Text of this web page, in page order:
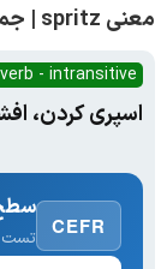
معنی spritz | جمله با spritz
verb - intransitive
اسپری کردن،
CEFR تست رایگان